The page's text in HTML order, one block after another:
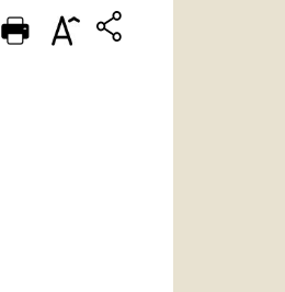
ENGLISH